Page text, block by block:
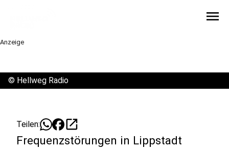
menu
Anzeige
© Hellweg Radio
Teilen: open_in_new
Frequenzstörungen in Lippstadt